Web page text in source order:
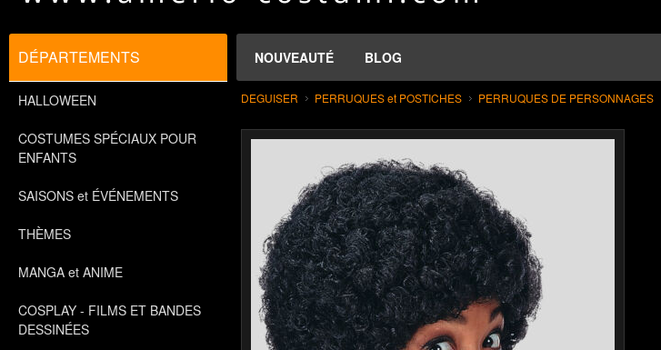
NOUVEAUTÉ BLOG
DÉPARTEMENTS
HALLOWEEN
COSTUMES SPÉCIAUX POUR
ENFANTS
SAISONS et ÉVÉNEMENTS
THÈMES
MANGA et ANIME
COSPLAY - FILMS ET BANDES
DESSINÉES
DEGUISER PERRUQUES et POSTICHES PERRUQUES DE PERSONNAGES